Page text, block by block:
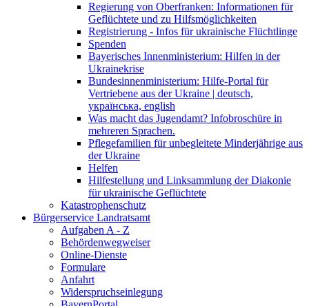
Regierung von Oberfranken: Informationen für
Geflüchtete und zu Hilfsmöglichkeiten
Registrierung - Infos für ukrainische Flüchtlinge
Spenden
Bayerisches Innenministerium: Hilfen in der
Ukrainekrise
Bundesinnenministerium: Hilfe-Portal für
Vertriebene aus der Ukraine | deutsch,
українська, english
Was macht das Jugendamt? Infobroschüre in
mehreren Sprachen.
Pflegefamilien für unbegleitete Minderjährige aus
der Ukraine
Helfen
Hilfestellung und Linksammlung der Diakonie
für ukrainische Geflüchtete
Katastrophenschutz
Bürgerservice Landratsamt
Aufgaben A - Z
Behördenwegweiser
Online-Dienste
Formulare
Anfahrt
Widerspruchseinlegung